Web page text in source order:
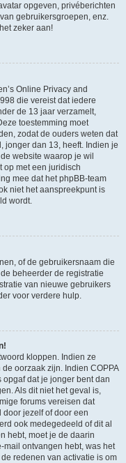
opgeven, privéberichten
gebruikersgroepen, enz.
zeker aan!
Online Privacy and
die vereist dat iedere
de 13 jaar verzamelt,
toestemming moet
zodat de ouders weten dat
jonger dan 13, heeft. Indien je
website waarop je wil
op met een juridisch
mee dat het phpBB-team
niet het aanspreekpunt is
wordt.
of de gebruikersnaam die
beheerder de registratie
van nieuwe gebruikers
voor verdere hulp.
kloppen. Indien ze
oorzaak zijn. Indien COPPA
dat je jonger bent dan
Als dit niet het geval is,
forums vereisen dat
jezelf of door een
ook medegedeeld of dit al
hebt, moet je de daarin
mail ontvangen hebt, was het
redenen van activatie is om